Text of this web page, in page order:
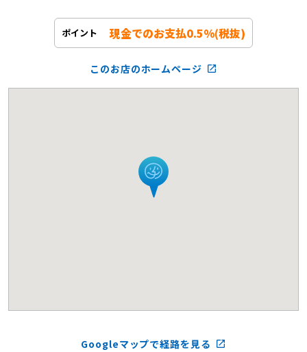
ポイント 現金でのお支払0.5%(税抜)
このお店のホームページ launch
Googleマップで経路を見る launch